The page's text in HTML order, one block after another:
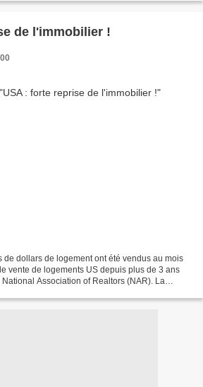
de l'immobilier !
de dollars de logement ont été vendus au mois
vente de logements US depuis plus de 3 ans
Association of Realtors (NAR). La